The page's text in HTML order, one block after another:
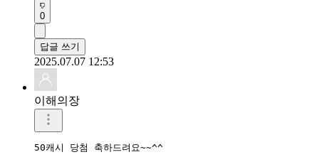
0
답글 쓰기
2025.07.07 12:53
이해의장
50캐시 당첨 축하드려요~~^^